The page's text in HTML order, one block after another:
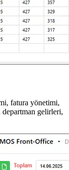
fatura yönetimi,
gelirleri,